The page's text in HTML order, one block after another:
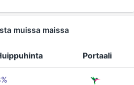
muissa maissa
Portaali